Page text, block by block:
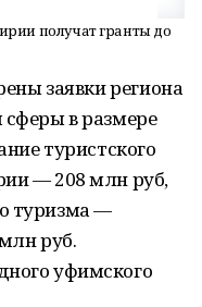
получат гранты до
заявки региона
в размере
туристского
— 208 млн руб,
туризма —
руб.
уфимского